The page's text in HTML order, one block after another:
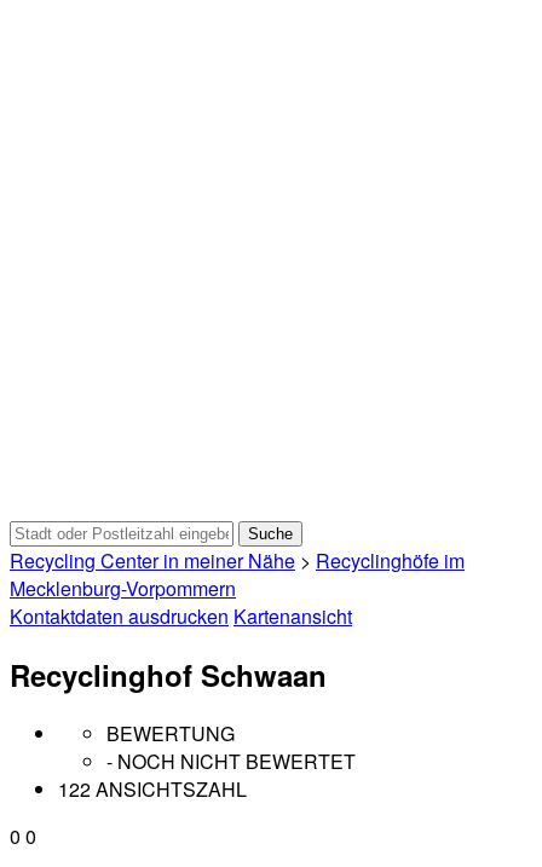
Recycling Center in meiner Nähe > Recyclinghöfe im
Mecklenburg-Vorpommern
Kontaktdaten ausdrucken Kartenansicht
Recyclinghof Schwaan
BEWERTUNG
- NOCH NICHT BEWERTET
122 ANSICHTSZAHL
0 0